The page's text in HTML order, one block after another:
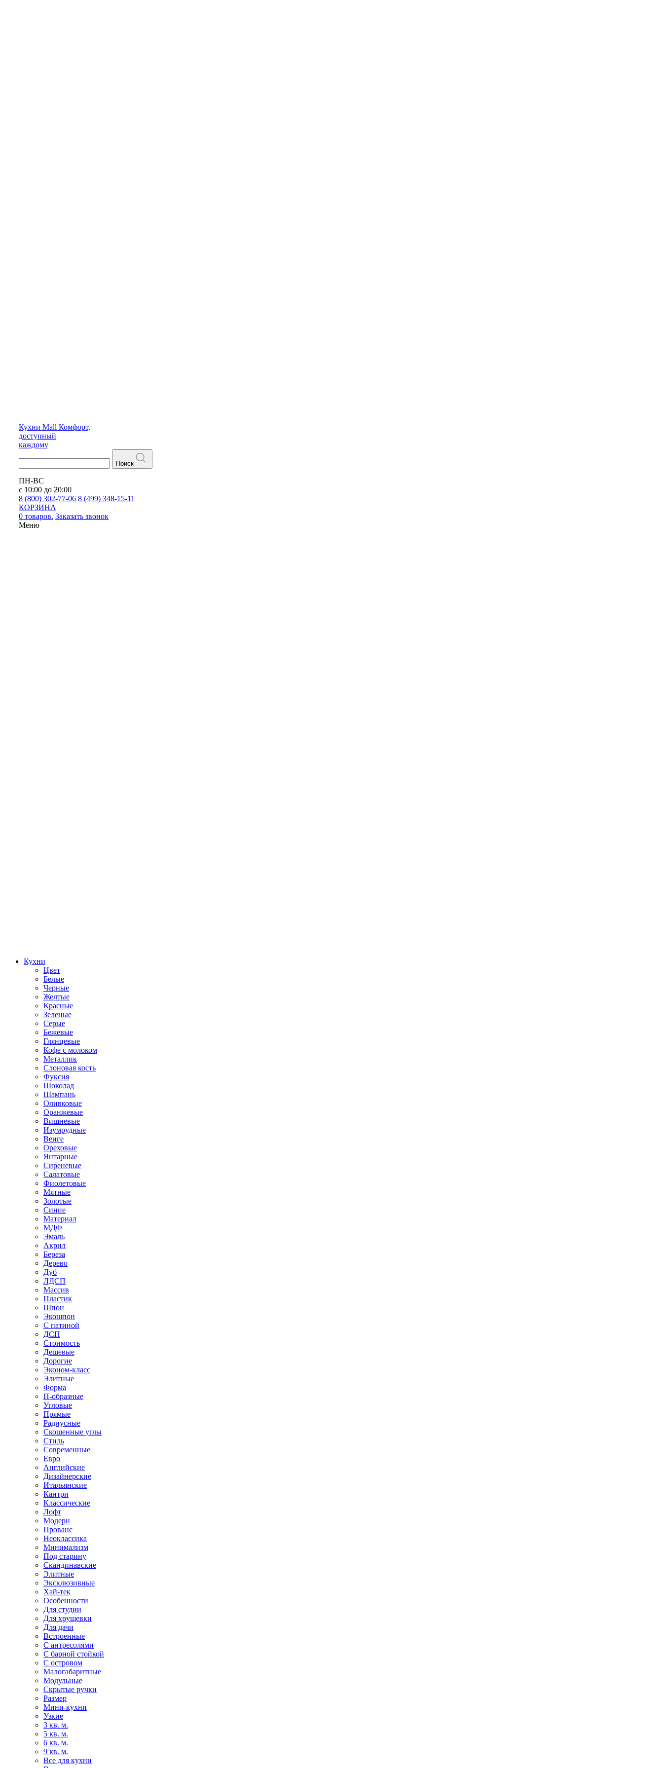
Кухни Mall Комфорт,
доступный
каждому
Поиск
ПН-ВС
с 10:00 до 20:00
8 (800) 302-77-06 8 (499) 348-15-11
КОРЗИНА
0 товаров. Заказать звонок
Меню
Кухни
Цвет
Белые
Черные
Желтые
Красные
Зеленые
Серые
Бежевые
Глянцевые
Кофе с молоком
Металлик
Слоновая кость
Фуксия
Шоколад
Шампань
Оливковые
Оранжевые
Вишневые
Изумрудные
Венге
Ореховые
Янтарные
Сиреневые
Салатовые
Фиолетовые
Мятные
Золотые
Синие
Материал
МДФ
Эмаль
Акрил
Береза
Дерево
Дуб
ЛДСП
Массив
Пластик
Шпон
Экошпон
С патиной
ДСП
Стоимость
Дешевые
Дорогие
Эконом-класс
Элитные
Форма
П-образные
Угловые
Прямые
Радиусные
Скошенные углы
Стиль
Современные
Евро
Английские
Дизайнерские
Итальянские
Кантри
Классические
Лофт
Модерн
Прованс
Неоклассика
Минимализм
Под старину
Скандинавские
Элитные
Эксклюзивные
Хай-тек
Особенности
Для студии
Для хрущевки
Для дачи
Встроенные
С антресолями
С барной стойкой
С островом
Малогабаритные
Модульные
Скрытые ручки
Размер
Мини-кухни
Узкие
3 кв. м.
5 кв. м.
6 кв. м.
9 кв. м.
Все для кухни